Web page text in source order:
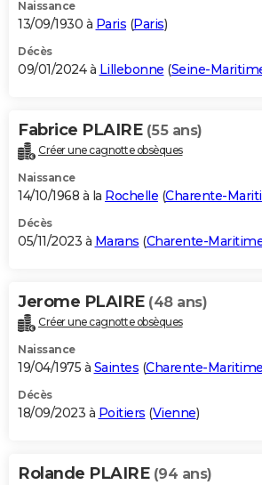
Naissance
13/09/1930 à Paris (Paris)
Décès
09/01/2024 à Lillebonne (Seine-
Fabrice PLAIRE (55 ans)
Créer une cagnotte obsèques
Naissance
14/10/1968 à la Rochelle (Charente-
Décès
05/11/2023 à Marans (Charente-
Jerome PLAIRE (48 ans)
Créer une cagnotte obsèques
Naissance
19/04/1975 à Saintes (Charente-Maritime
Décès
18/09/2023 à Poitiers (Vienne)
Rolande PLAIRE (94 ans)